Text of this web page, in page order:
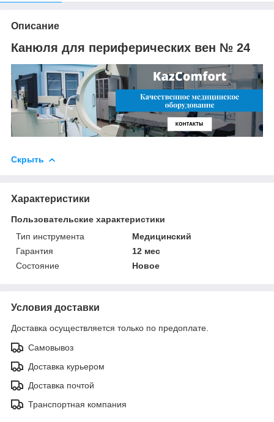
Описание
Канюля для периферических вен № 24
Скрыть
Характеристики
Пользовательские характеристики
Тип инструмента
Медицинский
Гарантия
12 мес
Состояние
Новое
Условия доставки
Доставка осуществляется только по предоплате.
Самовывоз
Доставка курьером
Доставка почтой
Транспортная компания